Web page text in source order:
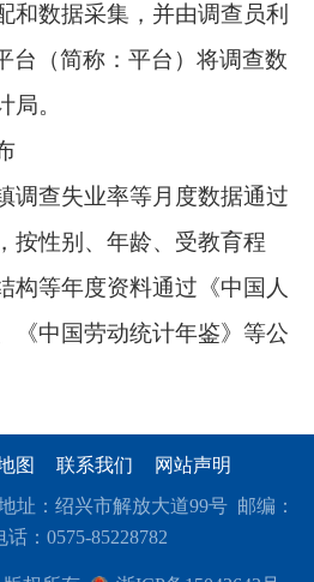
和数据采集，并由调查员利
台（简称：平台）将调查数
局。
调查失业率等月度数据通过
按性别、年龄、受教育程
构等年度资料通过《中国人
《中国劳动统计年鉴》等公
图 联系我们 网站声明
址：绍兴市解放大道99号 邮编：
话：0575-85228782